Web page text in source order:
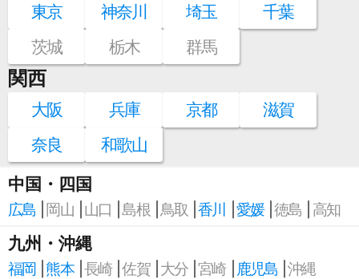
東京 神奈川 埼玉
千葉
茨城
栃木 群馬
関西
大阪 兵庫 京都
滋賀
奈良
和歌山
中国・四国
広島 岡山 山口 島根 鳥取 香川 愛媛 徳島 高知
九州・沖縄
福岡 熊本 長崎 佐賀 大分 宮崎 鹿児島 沖縄